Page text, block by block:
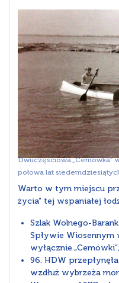
Dwuczęściowa „Cemówka”
połowa lat
Warto w tym miejscu
życia” tej wspaniałej
Szlak Wolnego-
Spływie Wiosennym
wyłącznie
96. HDW
wzdłuż wybrzeża